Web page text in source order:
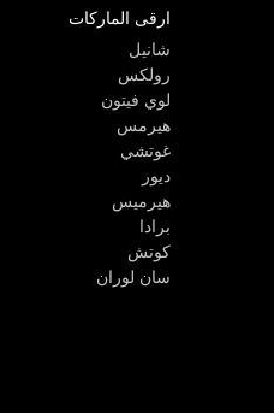
ارقى الماركات
شانيل
رولكس
لوي فيتون
هيرمس
غوتشي
ديور
هيرميس
برادا
كوتش
سان لوران